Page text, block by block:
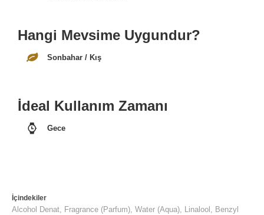
Hangi Mevsime Uygundur?
Sonbahar / Kış
İdeal Kullanım Zamanı
Gece
İçindekiler
Alcohol Denat, Fragrance (Parfum), Water (Aqua), Linalool, Benzyl